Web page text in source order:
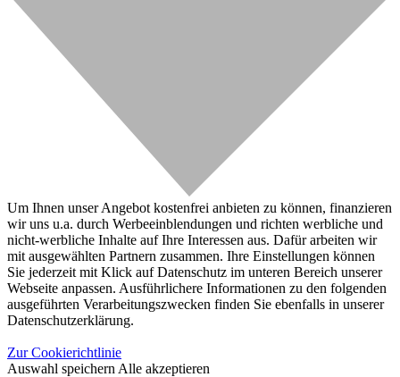
Um Ihnen unser Angebot kostenfrei anbieten zu können, finanzieren
wir uns u.a. durch Werbeeinblendungen und richten werbliche und
nicht-werbliche Inhalte auf Ihre Interessen aus. Dafür arbeiten wir
mit ausgewählten Partnern zusammen. Ihre Einstellungen können
Sie jederzeit mit Klick auf Datenschutz im unteren Bereich unserer
Webseite anpassen. Ausführlichere Informationen zu den folgenden
ausgeführten Verarbeitungszwecken finden Sie ebenfalls in unserer
Datenschutzerklärung.
Zur Cookierichtlinie
Auswahl speichern Alle akzeptieren